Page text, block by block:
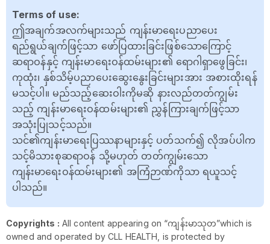
Terms of use:
ဤအချက်အလက်များသည် ကျန်းမာရေးပညာပေး
ရည်ရွယ်ချက်ဖြင့်သာ ဖော်ပြထားခြင်းဖြစ်သောကြောင့်
ဆရာဝန်နှင့် ကျန်းမာရေးဝန်ထမ်းများ၏ ရောဂါရှာဖွေခြင်း၊
ကုထုံး၊ နှစ်သိမ့်ပညာပေးဆွေးနွေးခြင်းများအား အစားထိုးရန်
မသင့်ပါ။ မည်သည့်ဆေးဝါးကိုမဆို နားလည်တတ်ကျွမ်း
သည့် ကျန်းမာရေးဝန်ထမ်းများ၏ ညွှန်ကြားချက်ဖြင့်သာ
အသုံးပြုသင့်သည်။
သင်၏ကျန်းမာရေးပြဿနာများနှင့် ပတ်သက်၍ လိုအပ်ပါက
သင့်မိသားစုဆရာဝန် သို့မဟုတ် တတ်ကျွမ်းသော
ကျန်းမာရေးဝန်ထမ်းများ၏ အကြံဉာဏ်ကိုသာ ရယူသင့်
ပါသည်။
Copyrights : All content appearing on “ကျန်းမာသုတ”which is
owned and operated by CLL HEALTH, is protected by